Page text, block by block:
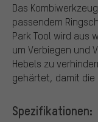
Das
passendem
Park Tool wird aus
um Verbiegen und
Hebels zu
gehärtet, damit die
Spezifikationen: